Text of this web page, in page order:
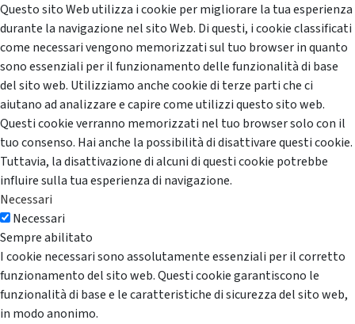
Questo sito Web utilizza i cookie per migliorare la tua esperienza
durante la navigazione nel sito Web. Di questi, i cookie classificati
come necessari vengono memorizzati sul tuo browser in quanto
sono essenziali per il funzionamento delle funzionalità di base
del sito web. Utilizziamo anche cookie di terze parti che ci
aiutano ad analizzare e capire come utilizzi questo sito web.
Questi cookie verranno memorizzati nel tuo browser solo con il
tuo consenso. Hai anche la possibilità di disattivare questi cookie.
Tuttavia, la disattivazione di alcuni di questi cookie potrebbe
influire sulla tua esperienza di navigazione.
Necessari
Necessari
Sempre abilitato
I cookie necessari sono assolutamente essenziali per il corretto
funzionamento del sito web. Questi cookie garantiscono le
funzionalità di base e le caratteristiche di sicurezza del sito web,
in modo anonimo.